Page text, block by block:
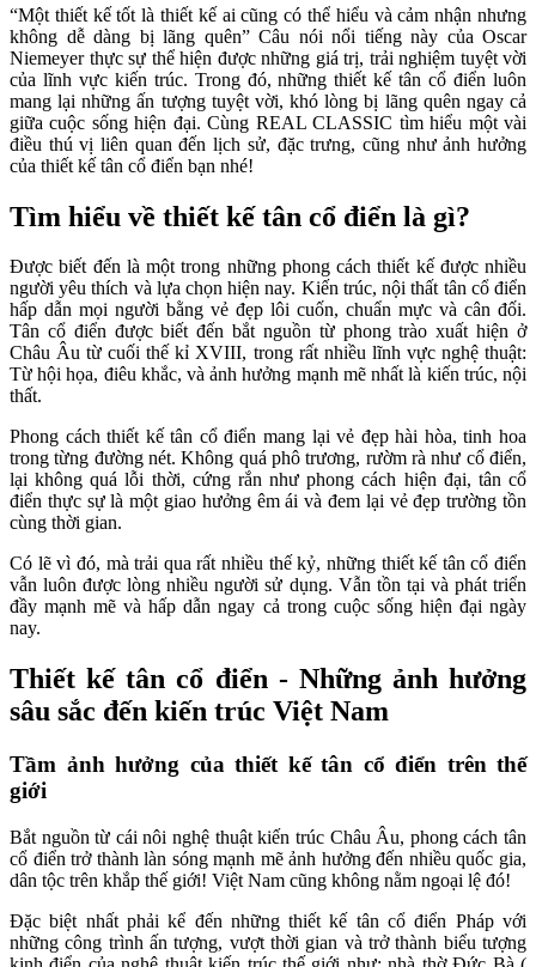
“Một thiết kế tốt là thiết kế ai cũng có thể hiểu và cảm nhận nhưng
không dễ dàng bị lãng quên” Câu nói nổi tiếng này của Oscar
Niemeyer thực sự thể hiện được những giá trị, trải nghiệm tuyệt vời
của lĩnh vực kiến trúc. Trong đó, những thiết kế tân cổ điển luôn
mang lại những ấn tượng tuyệt vời, khó lòng bị lãng quên ngay cả
giữa cuộc sống hiện đại. Cùng REAL CLASSIC tìm hiểu một vài
điều thú vị liên quan đến lịch sử, đặc trưng, cũng như ảnh hưởng
của thiết kế tân cổ điển bạn nhé!
Tìm hiểu về thiết kế tân cổ điển là gì?
Được biết đến là một trong những phong cách thiết kế được nhiều
người yêu thích và lựa chọn hiện nay. Kiến trúc, nội thất tân cổ điển
hấp dẫn mọi người bằng vẻ đẹp lôi cuốn, chuẩn mực và cân đối.
Tân cổ điển được biết đến bắt nguồn từ phong trào xuất hiện ở
Châu Âu từ cuối thế kỉ XVIII, trong rất nhiều lĩnh vực nghệ thuật:
Từ hội họa, điêu khắc, và ảnh hưởng mạnh mẽ nhất là kiến trúc, nội
thất.
Phong cách thiết kế tân cổ điển mang lại vẻ đẹp hài hòa, tinh hoa
trong từng đường nét. Không quá phô trương, rườm rà như cổ điển,
lại không quá lỗi thời, cứng rắn như phong cách hiện đại, tân cổ
điển thực sự là một giao hưởng êm ái và đem lại vẻ đẹp trường tồn
cùng thời gian.
Có lẽ vì đó, mà trải qua rất nhiều thế kỷ, những thiết kế tân cổ điển
vẫn luôn được lòng nhiều người sử dụng. Vẫn tồn tại và phát triển
đầy mạnh mẽ và hấp dẫn ngay cả trong cuộc sống hiện đại ngày
nay.
Thiết kế tân cổ điển - Những ảnh hưởng
sâu sắc đến kiến trúc Việt Nam
Tầm ảnh hưởng của thiết kế tân cổ điển trên thế
giới
Bắt nguồn từ cái nôi nghệ thuật kiến trúc Châu Âu, phong cách tân
cổ điển trở thành làn sóng mạnh mẽ ảnh hưởng đến nhiều quốc gia,
dân tộc trên khắp thế giới! Việt Nam cũng không nằm ngoại lệ đó!
Đặc biệt nhất phải kể đến những thiết kế tân cổ điển Pháp với
những công trình ấn tượng, vượt thời gian và trở thành biểu tượng